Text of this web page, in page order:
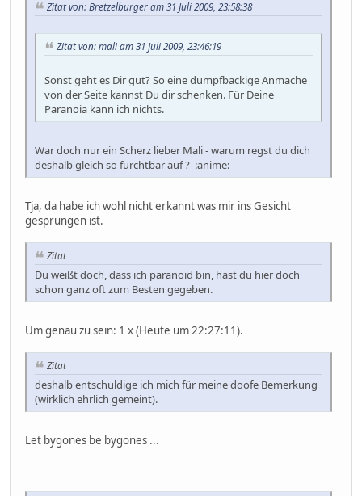
Zitat von: Bretzelburger am 31 Juli 2009, 23:58:38
Zitat von: mali am 31 Juli 2009, 23:46:19
Sonst geht es Dir gut? So eine dumpfbackige Anmache
von der Seite kannst Du dir schenken. Für Deine
Paranoia kann ich nichts.
War doch nur ein Scherz lieber Mali - warum regst du dich
deshalb gleich so furchtbar auf ? :anime: -
Tja, da habe ich wohl nicht erkannt was mir ins Gesicht
gesprungen ist.
Zitat
Du weißt doch, dass ich paranoid bin, hast du hier doch
schon ganz oft zum Besten gegeben.
Um genau zu sein: 1 x (Heute um 22:27:11).
Zitat
deshalb entschuldige ich mich für meine doofe Bemerkung
(wirklich ehrlich gemeint).
Let bygones be bygones ...